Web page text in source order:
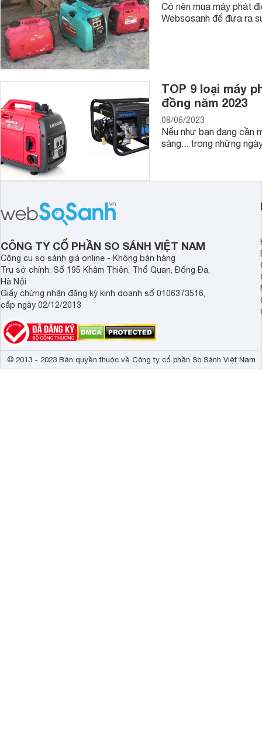
Có nên mua máy phát
Websosanh để đưa ra
TOP 9 loại máy
đồng năm 2023
08/06/2023
Nếu như bạn đang cần
sáng... trong những
CÔNG TY CỔ PHẦN SO SÁNH VIỆT NAM
Công cụ so sánh giá online - Không bán hàng
Trụ sở chính: Số 195 Khâm Thiên, Thổ Quan, Đống Đa,
Hà Nội
Giấy chứng nhận đăng ký kinh doanh số 0106373516,
cấp ngày 02/12/2013
© 2013 - 2023 Bản quyền thuộc về Công ty cổ phần So Sánh Việt Nam